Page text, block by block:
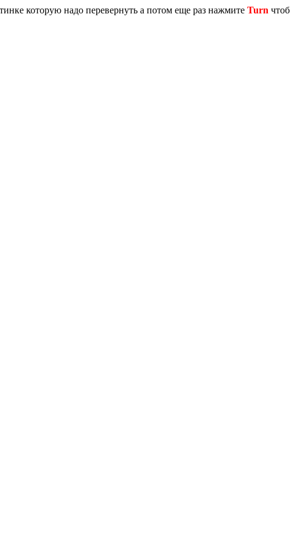
которую надо перевернуть а потом еще раз нажмите Turn чтоб